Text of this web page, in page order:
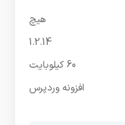
هیچ
1.2.14
60 کیلوبایت
افزونه وردپرس